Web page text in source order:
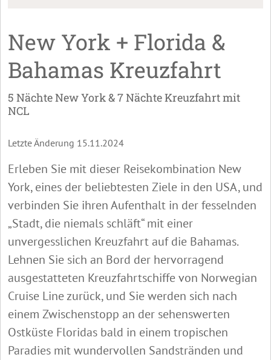
New York + Florida &
Bahamas Kreuzfahrt
5 Nächte New York & 7 Nächte Kreuzfahrt mit
NCL
Letzte Änderung 15.11.2024
Erleben Sie mit dieser Reisekombination New
York, eines der beliebtesten Ziele in den USA, und
verbinden Sie ihren Aufenthalt in der fesselnden
„Stadt, die niemals schläft“ mit einer
unvergesslichen Kreuzfahrt auf die Bahamas.
Lehnen Sie sich an Bord der hervorragend
ausgestatteten Kreuzfahrtschiffe von Norwegian
Cruise Line zurück, und Sie werden sich nach
einem Zwischenstopp an der sehenswerten
Ostküste Floridas bald in einem tropischen
Paradies mit wundervollen Sandstränden und